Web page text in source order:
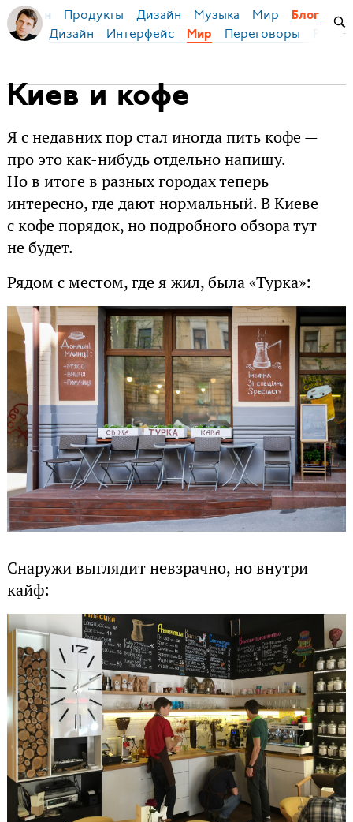
Бирман Продукты Дизайн Музыка Мир Блог
Дизайн Интерфейс Мир Переговоры
Киев и кофе
Я с недавних пор стал иногда пить кофе —
про это как-нибудь отдельно напишу.
Но в итоге в разных городах теперь
интересно, где дают нормальный. В Киеве
с кофе порядок, но подробного обзора тут
не будет.
Рядом с местом, где я жил, была «Турка»:
Снаружи выглядит невзрачно, но внутри
кайф: